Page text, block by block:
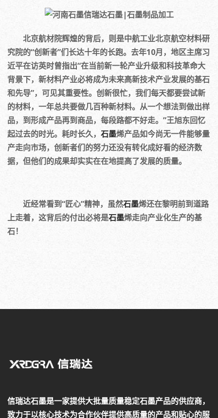
北京航材院辉煌的背后，则是中航工业北京航空材料研
究院的“创新者”们长达十年的长跑。去年10月，地区主席习
近平在访英时曾指出“在当前新一轮产业升级和科技革命大
背景下，新材料产业必将成为未来高新技术产业发展的基石
和先导”，可见其重要性。创新很忙，我们每天都要尝试新
的材料，一年总共要做几百种新材料。从一个想法到做出样
品，到形成产品再到商品，每段路都不好走。”王旭东回忆
起过去的时光。耗时长久， 石墨烯产品如今尚无一件能够量
产走向市场，创新者们的努力还没有转化成好看的经济数
据，但他们的成果却实实在在地提高了发展的质量。
近经常看到“匠心”精神，虽然石墨烯还在黎明前到道路
上走着，这背后的付出必将是石墨烯走向产业化生产的基
石！
信瑞达石墨是一家提供大批量质量稳定石墨产品的供应商，
致力于以核心技术为合作伙伴提供高质量的产品和贴心的服